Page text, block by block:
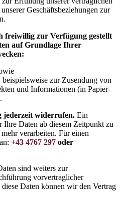
Geschäftsbeziehungen zur
freiwillig zur Verfügung gestellt
auf Grundlage Ihrer
zur Zusendung von
und Informationen (in Papier-
jederzeit widerrufen. Ein
Daten ab diesem Zeitpunkt zu
verarbeiten. Für einen
+43 4767 297 oder
sind weiters zur
vorvertraglicher
Daten können wir den Vertrag